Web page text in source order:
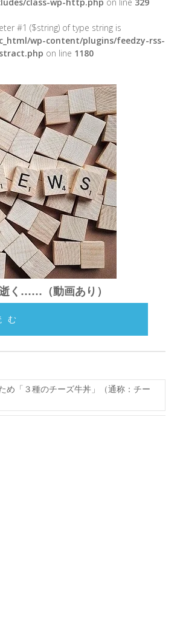
#1 ($string) of type string is
wp-content/plugins/feedzy-rss-
on line 1180
く……（動画あり）
む
め「３種のチーズ牛丼」（通称：チー